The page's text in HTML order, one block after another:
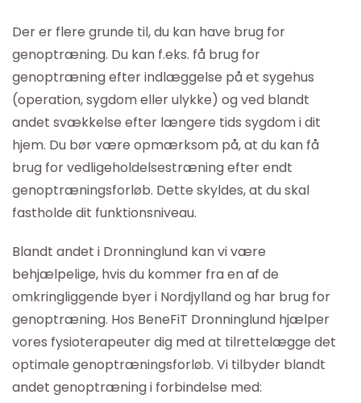
Der er flere grunde til, du kan have brug for
genoptræning. Du kan f.eks. få brug for
genoptræning efter indlæggelse på et sygehus
(operation, sygdom eller ulykke) og ved blandt
andet svækkelse efter længere tids sygdom i dit
hjem. Du bør være opmærksom på, at du kan få
brug for vedligeholdelsestræning efter endt
genoptræningsforløb. Dette skyldes, at du skal
fastholde dit funktionsniveau.
Blandt andet i Dronninglund kan vi være
behjælpelige, hvis du kommer fra en af de
omkringliggende byer i Nordjylland og har brug for
genoptræning. Hos BeneFiT Dronninglund hjælper
vores fysioterapeuter dig med at tilrettelægge det
optimale genoptræningsforløb. Vi tilbyder blandt
andet genoptræning i forbindelse med: